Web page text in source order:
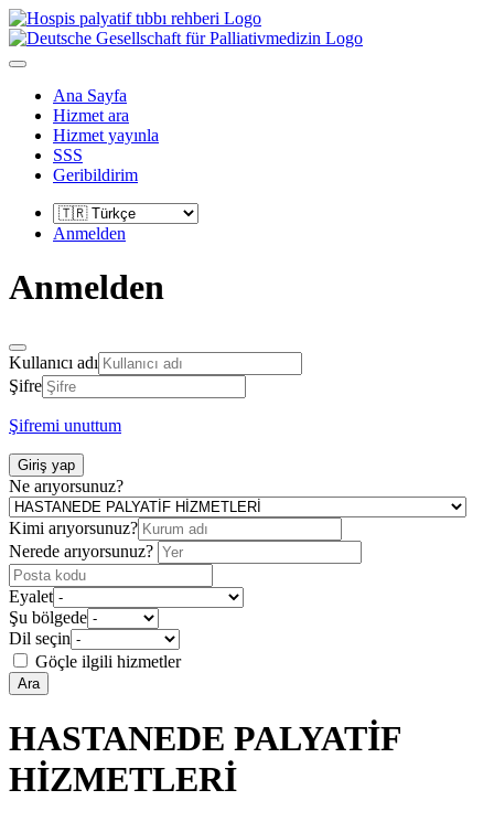
Ana Sayfa
Hizmet ara
Hizmet yayınla
SSS
Geribildirim
Anmelden
Anmelden
Kullanıcı adı
Şifre
Şifremi unuttum
Giriş yap
Ne arıyorsunuz?
Kimi arıyorsunuz?
Nerede arıyorsunuz?
Eyalet
Şu bölgede
Dil seçin
Göçle ilgili hizmetler
Ara
HASTANEDE PALYATİF
HİZMETLERİ